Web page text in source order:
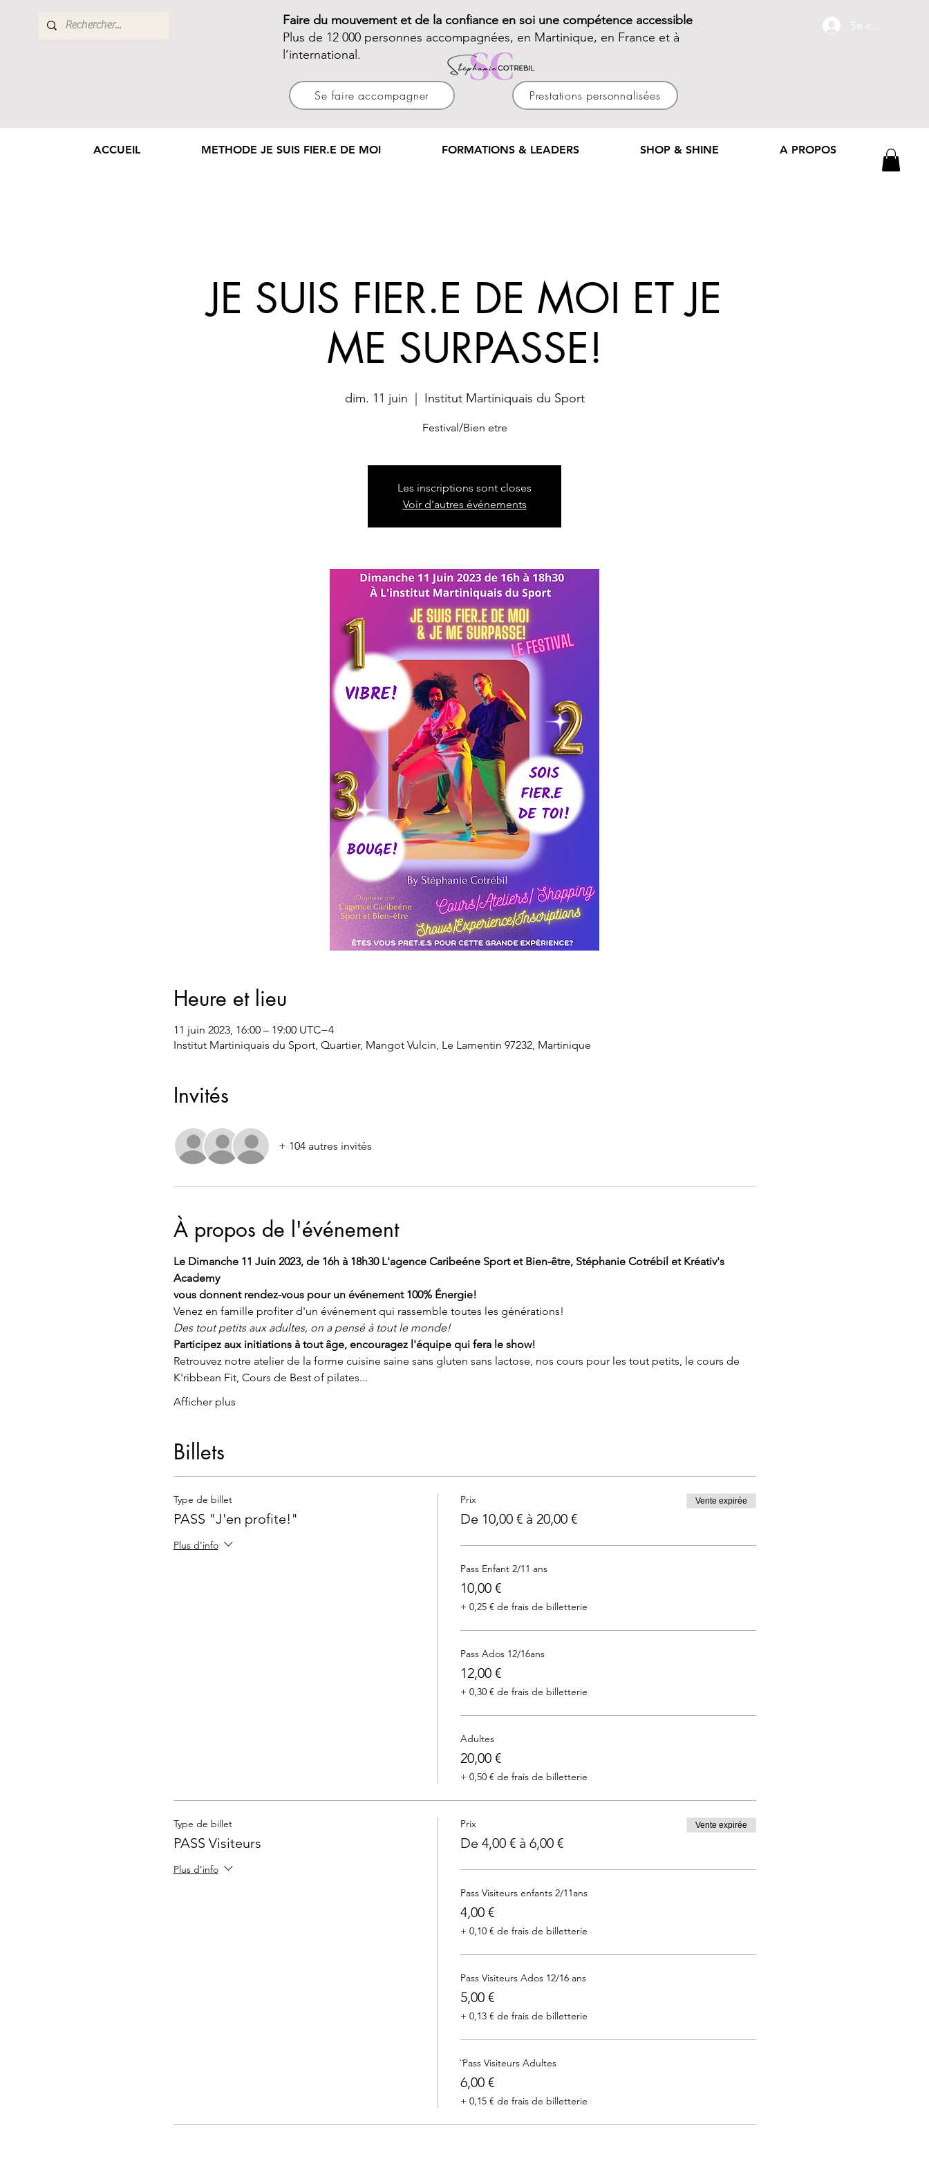
Faire du mouvement et de la confiance en soi une compétence accessible
Plus de 12 000 personnes accompagnées, en Martinique, en France et à
l’international.
Se faire accompagner Prestations personnalisées
Se connecter
ACCUEIL METHODE JE SUIS FIER.E DE MOI FORMATIONS & LEADERS SHOP & SHINE A PROPOS
JE SUIS FIER.E DE MOI ET JE
ME SURPASSE!
dim. 11 juin Institut Martiniquais du Sport
Festival/Bien etre
Les inscriptions sont closes
Voir d'autres événements
Heure et lieu
11 juin 2023, 16:00 – 19:00 UTC−4
Institut Martiniquais du Sport, Quartier, Mangot Vulcin, Le Lamentin 97232, Martinique
Invités
+ 104 autres invités
À propos de l'événement
Le Dimanche 11 Juin 2023, de 16h à 18h30 L'agence Caribeéne Sport et Bien-être, Stéphanie Cotrébil et Kréativ's
Academy
vous donnent rendez-vous pour un événement 100% Énergie!
Venez en famille profiter d'un événement qui rassemble toutes les générations!
Des tout petits aux adultes, on a pensé à tout le monde!
Participez aux initiations à tout âge, encouragez l'équipe qui fera le show!
Retrouvez notre atelier de la forme cuisine saine sans gluten sans lactose, nos cours pour les tout petits, le cours de
K'ribbean Fit, Cours de Best of pilates...
Afficher plus
Billets
Type de billet
PASS "J'en profite!"
Plus d'info
Prix
De 10,00 € à 20,00 €
Vente expirée
Pass Enfant 2/11 ans
10,00 €
+ 0,25 € de frais de billetterie
Pass Ados 12/16ans
12,00 €
+ 0,30 € de frais de billetterie
Adultes
20,00 €
+ 0,50 € de frais de billetterie
Type de billet
PASS Visiteurs
Plus d'info
Prix
De 4,00 € à 6,00 €
Vente expirée
Pass Visiteurs enfants 2/11ans
4,00 €
+ 0,10 € de frais de billetterie
Pass Visiteurs Ados 12/16 ans
5,00 €
+ 0,13 € de frais de billetterie
¨Pass Visiteurs Adultes
6,00 €
+ 0,15 € de frais de billetterie